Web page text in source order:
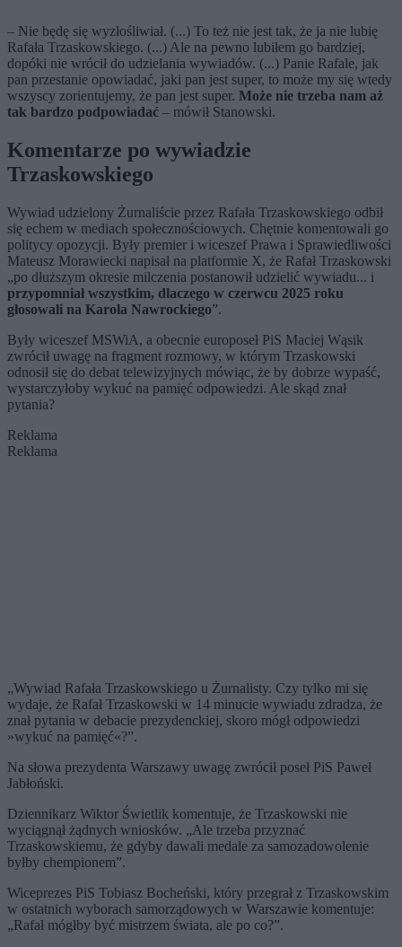
– Nie będę się wyzłośliwiał. (...) To też nie jest tak, że ja nie lubię
Rafała Trzaskowskiego. (...) Ale na pewno lubiłem go bardziej,
dopóki nie wrócił do udzielania wywiadów. (...) Panie Rafale, jak
pan przestanie opowiadać, jaki pan jest super, to może my się wtedy
wszyscy zorientujemy, że pan jest super. Może nie trzeba nam aż
tak bardzo podpowiadać – mówił Stanowski.
Komentarze po wywiadzie
Trzaskowskiego
Wywiad udzielony Żurnaliście przez Rafała Trzaskowskiego odbił
się echem w mediach społecznościowych. Chętnie komentowali go
politycy opozycji. Były premier i wiceszef Prawa i Sprawiedliwości
Mateusz Morawiecki napisał na platformie X, że Rafał Trzaskowski
„po dłuższym okresie milczenia postanowił udzielić wywiadu... i
przypomniał wszystkim, dlaczego w czerwcu 2025 roku
głosowali na Karola Nawrockiego”.
Były wiceszef MSWiA, a obecnie europoseł PiS Maciej Wąsik
zwrócił uwagę na fragment rozmowy, w którym Trzaskowski
odnosił się do debat telewizyjnych mówiąc, że by dobrze wypaść,
wystarczyłoby wykuć na pamięć odpowiedzi. Ale skąd znał
pytania?
Reklama
Reklama
„Wywiad Rafała Trzaskowskiego u Żurnalisty. Czy tylko mi się
wydaje, że Rafał Trzaskowski w 14 minucie wywiadu zdradza, że
znał pytania w debacie prezydenckiej, skoro mógł odpowiedzi
»wykuć na pamięć«?”.
Na słowa prezydenta Warszawy uwagę zwrócił poseł PiS Paweł
Jabłoński.
Dziennikarz Wiktor Świetlik komentuje, że Trzaskowski nie
wyciągnął żądnych wniosków. „Ale trzeba przyznać
Trzaskowskiemu, że gdyby dawali medale za samozadowolenie
byłby chempionem”.
Wiceprezes PiS Tobiasz Bocheński, który przegrał z Trzaskowskim
w ostatnich wyborach samorządowych w Warszawie komentuje:
„Rafał mógłby być mistrzem świata, ale po co?”.